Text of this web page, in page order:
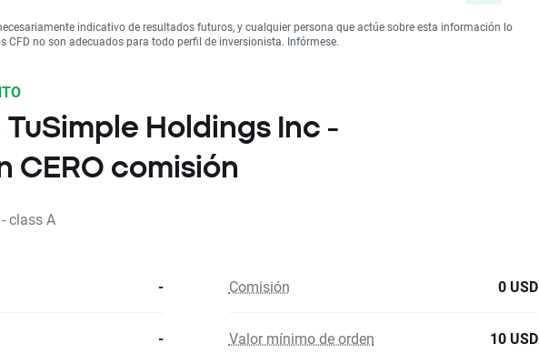
indicativo de resultados futuros, y cualquier persona que actúe sobre esta información lo
CFD no son adecuados para todo perfil de inversionista. Infórmese.
Holdings Inc -
CERO comisión
class A
- Comisión 0 USD
- Valor mínimo de orden 10 USD